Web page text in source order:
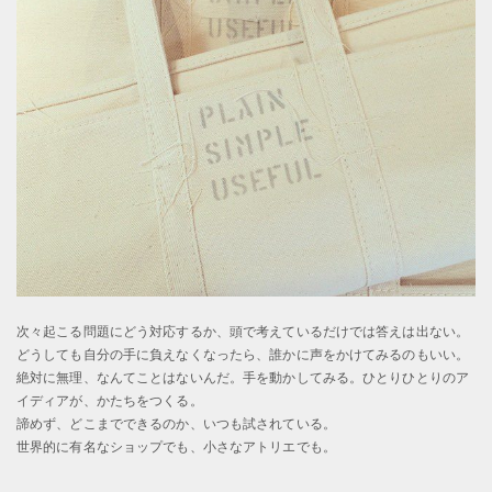
次々起こる問題にどう対応するか、頭で考えているだけでは答えは出ない。
どうしても自分の手に負えなくなったら、誰かに声をかけてみるのもいい。
絶対に無理、なんてことはないんだ。手を動かしてみる。ひとりひとりのア
イディアが、かたちをつくる。
諦めず、どこまでできるのか、いつも試されている。
世界的に有名なショップでも、小さなアトリエでも。